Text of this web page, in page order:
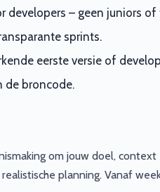
developers – geen juniors of
sprints.
eerste versie of
de broncode.
om jouw doel,
planning. Vanaf